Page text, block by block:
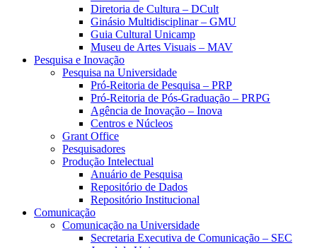
Diretoria de Cultura – DCult
Ginásio Multidisciplinar – GMU
Guia Cultural Unicamp
Museu de Artes Visuais – MAV
Pesquisa e Inovação
Pesquisa na Universidade
Pró-Reitoria de Pesquisa – PRP
Pró-Reitoria de Pós-Graduação – PRPG
Agência de Inovação – Inova
Centros e Núcleos
Grant Office
Pesquisadores
Produção Intelectual
Anuário de Pesquisa
Repositório de Dados
Repositório Institucional
Comunicação
Comunicação na Universidade
Secretaria Executiva de Comunicação – SEC